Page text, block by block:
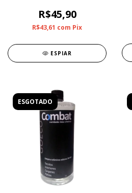
R$45,90
R$43,61 com Pix
ESPIAR
ESGOTADO